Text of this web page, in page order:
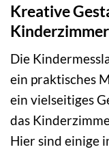
Kreative
Kinderzimmer
Die
ein praktisches
ein vielseitiges
das
Hier sind einige